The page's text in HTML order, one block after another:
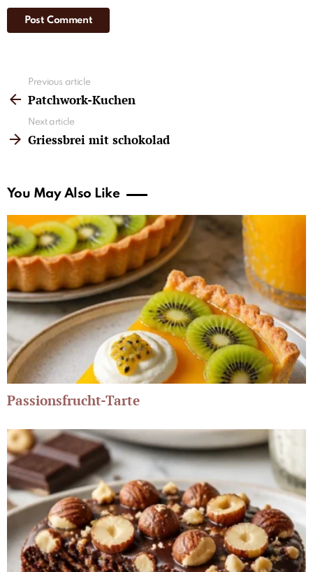
more
Previous article
Patchwork-Kuchen
Next article
Griessbrei mit schokolad
You May Also Like
Passionsfrucht-Tarte